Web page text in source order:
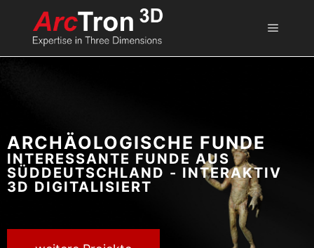
ARCHÄOLOGISCHE FUNDE
INTERESSANTE FUNDE AUS
SÜDDEUTSCHLAND - INTERAKTIV
3D DIGITALISIERT